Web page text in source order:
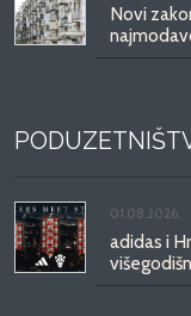
Novi
01.08.2026.
adidas i